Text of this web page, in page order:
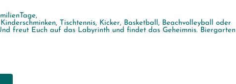
Tischtennis, Kicker, Basketball, Beachvolleyball oder
freut Euch auf das Labyrinth und findet das Geheimnis. Biergarten